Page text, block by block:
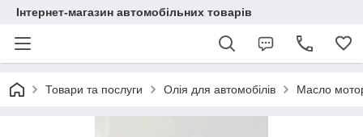
Інтернет-магазин автомобільних товарів
Товари та послуги Олія для автомобілів Масло